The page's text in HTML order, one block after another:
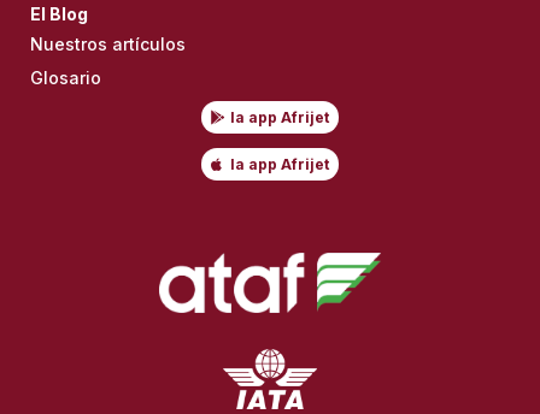
El Blog
Nuestros artículos
Glosario
la app Afrijet
la app Afrijet